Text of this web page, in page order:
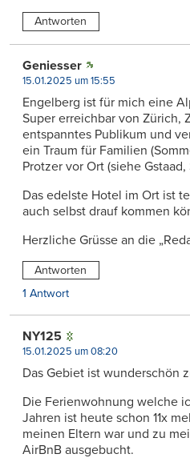
Antworten
Geniesser
15.01.2025 um 15:55
Engelberg ist für mich eine
Super erreichbar von Zürich,
entspanntes Publikum und
ein Traum für Familien
Protzer vor Ort (siehe
Das edelste Hotel im Ort ist
auch selbst drauf kommen
Herzliche Grüsse an die
Antworten
1 Antwort
NY125
15.01.2025 um 08:20
Das Gebiet ist wunderschön
Die Ferienwohnung welche
Jahren ist heute schon 11x
meinen Eltern war und zu
AirBnB ausgebucht.